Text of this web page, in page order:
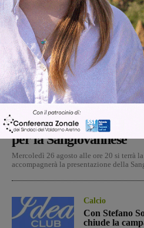
Calcio Michele Bossini
Il 26 agosto cena e
per la Sangiovannese
Mercoledì 26 agosto alle ore 20 si terrà
accompagnerà la presentazione della
Calcio
Con Stefano
chiude la